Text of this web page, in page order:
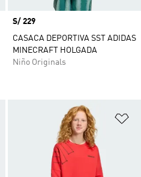
Precio
S/ 229
CASACA DEPORTIVA SST ADIDAS
MINECRAFT HOLGADA
Niño Originals
Añadir a la lista de deseos